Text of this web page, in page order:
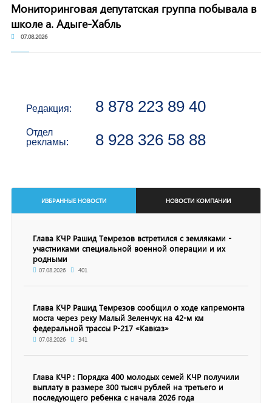
Мониторинговая депутатская группа побывала в
школе а. Адыге-Хабль
07.08.2026
Редакция: 8 878 223 89 40
Отдел
рекламы:
8 928 326 58 88
ИЗБРАННЫЕ НОВОСТИ НОВОСТИ КОМПАНИИ
Глава КЧР Рашид Темрезов встретился с земляками -
участниками специальной военной операции и их
родными
07.08.2026 401
Глава КЧР Рашид Темрезов сообщил о ходе капремонта
моста через реку Малый Зеленчук на 42-м км
федеральной трассы Р-217 «Кавказ»
07.08.2026 341
Глава КЧР : Порядка 400 молодых семей КЧР получили
выплату в размере 300 тысяч рублей на третьего и
последующего ребенка с начала 2026 года